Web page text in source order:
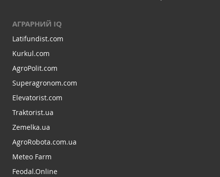
АГРАРНИЙ IQ
Latifundist.com
Kurkul.com
AgroPolit.com
Superagronom.com
Elevatorist.com
Traktorist.ua
Zemelka.ua
AgroRobota.com.ua
Meteo Farm
Feodal.Online